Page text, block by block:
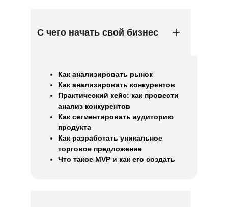
С чего начать свой бизнес
Как анализировать рынок
Как анализировать конкурентов
Практический кейс: как провести
анализ конкурентов
Как сегментировать аудиторию
продукта
Как разработать уникальное
торговое предложение
Что такое MVP и как его создать